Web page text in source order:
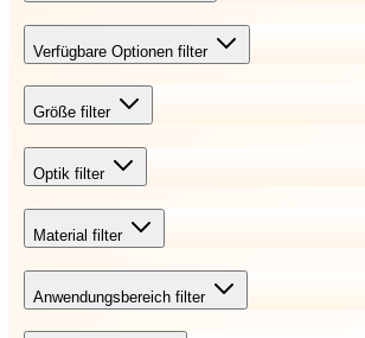
Verfügbare Optionen filter
Größe filter
Optik filter
Material filter
Anwendungsbereich filter